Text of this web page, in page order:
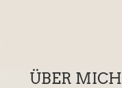
ÜBER MICH